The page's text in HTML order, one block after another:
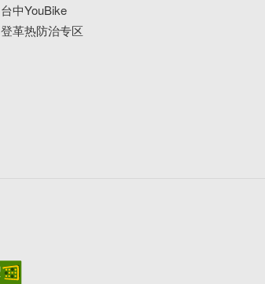
台中YouBike
登革热防治专区